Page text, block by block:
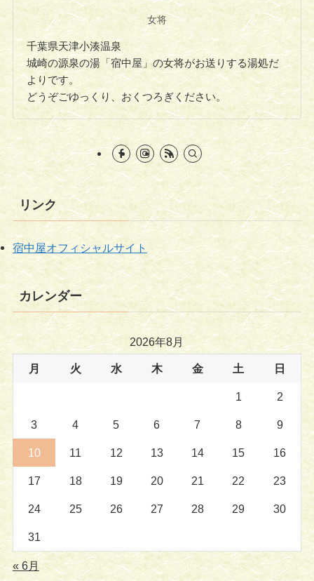
女将
千葉県天津小湊温泉
城崎の源泉の湯「宿中屋」の女将がお送りする湯処だ
よりです。
どうぞごゆっくり、おくつろぎください。
リンク
宿中屋オフィシャルサイト
カレンダー
2026年8月
月 火 水 木 金 土 日
1 2
3 4 5 6 7 8 9
10 11 12 13 14 15 16
17 18 19 20 21 22 23
24 25 26 27 28 29 30
31
« 6月